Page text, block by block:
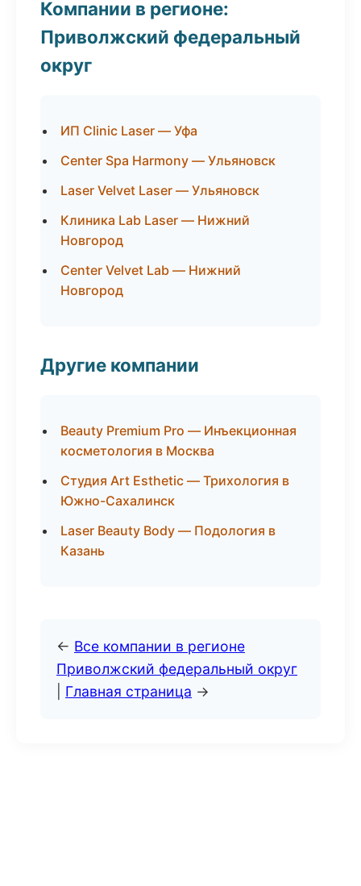
Компании в регионе:
Приволжский федеральный
округ
ИП Clinic Laser — Уфа
Center Spa Harmony — Ульяновск
Laser Velvet Laser — Ульяновск
Клиника Lab Laser — Нижний
Новгород
Center Velvet Lab — Нижний
Новгород
Другие компании
Beauty Premium Pro — Инъекционная
косметология в Москва
Студия Art Esthetic — Трихология в
Южно-Сахалинск
Laser Beauty Body — Подология в
Казань
← Все компании в регионе
Приволжский федеральный округ
Главная страница →